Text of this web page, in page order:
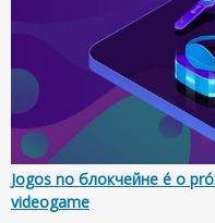
Jogos no блокчейне é o
videogame